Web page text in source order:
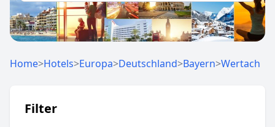
Home>Hotels>Europa>Deutschland>Bayern>Wertach
Filter